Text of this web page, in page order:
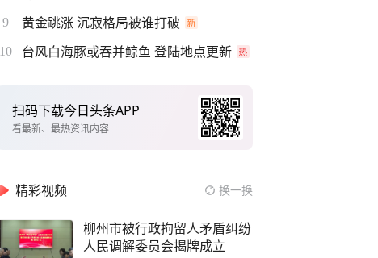
9 黄金跳涨 沉寂格局被谁打破
10 台风白海豚或吞并鲸鱼 登陆地点更新
扫码下载今日头条APP
看最新、最热资讯内容
精彩视频 换一换
柳州市被行政拘留人矛盾纠纷
人民调解委员会揭牌成立